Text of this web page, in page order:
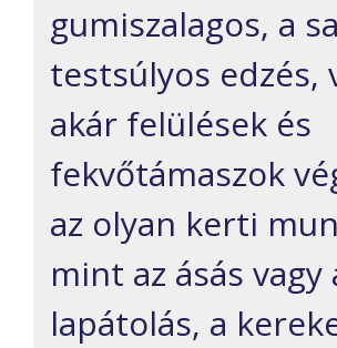
gumiszalagos, a
testsúlyos edzés,
akár felülések és
fekvőtámaszok
az olyan kerti
mint az ásás vagy
lapátolás, a